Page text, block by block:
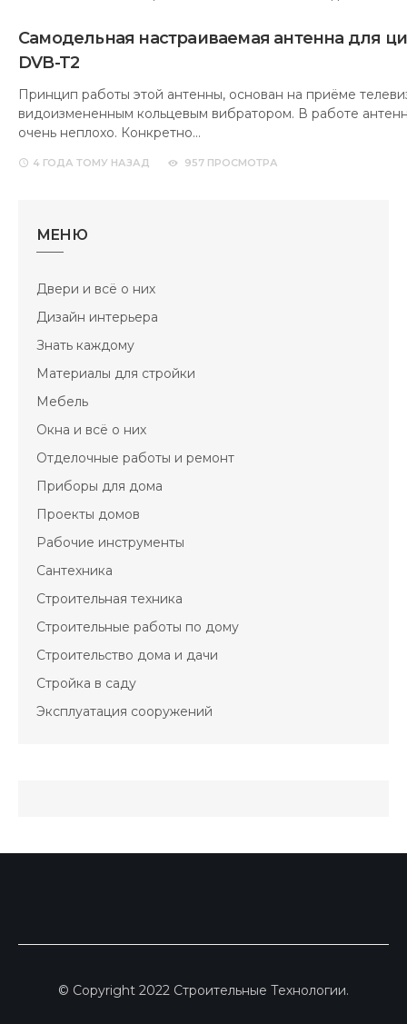
Самодельная настраиваемая антенна для
DVB-T2
Принцип работы этой антенны, основан на приёме
видоизмененным кольцевым вибратором. В работе
очень неплохо. Конкретно…
4 ГОДА ТОМУ НАЗАД 957 ПРОСМОТРА
МЕНЮ
Двери и всё о них
Дизайн интерьера
Знать каждому
Материалы для стройки
Мебель
Окна и всё о них
Отделочные работы и ремонт
Приборы для дома
Проекты домов
Рабочие инструменты
Сантехника
Строительная техника
Строительные работы по дому
Строительство дома и дачи
Стройка в саду
Эксплуатация сооружений
© Copyright 2022 Строительные Технологии.